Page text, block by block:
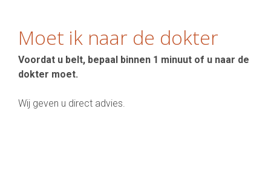
Moet ik naar de dokter
Voordat u belt, bepaal binnen 1 minuut of u naar de
dokter moet.
Wij geven u direct advies.